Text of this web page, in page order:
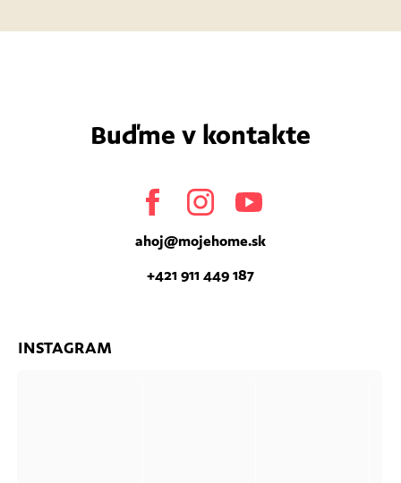
Buďme v kontakte
Facebook Instagram
ahoj@mojehome.sk
+421 911 449 187
INSTAGRAM